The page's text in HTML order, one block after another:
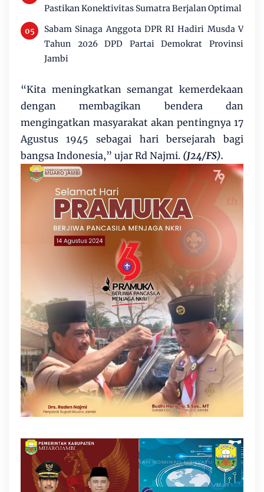
Pastikan Konektivitas Sumatra Berjalan Optimal
Sabam Sinaga Anggota DPR RI Hadiri Musda V
Tahun 2026 DPD Partai Demokrat Provinsi
Jambi
“Kita meningkatkan semangat kemerdekaan
dengan membagikan bendera dan
mengingatkan masyarakat akan pentingnya 17
Agustus 1945 sebagai hari bersejarah bagi
bangsa Indonesia,” ujar Rd Najmi. (J24/FS).